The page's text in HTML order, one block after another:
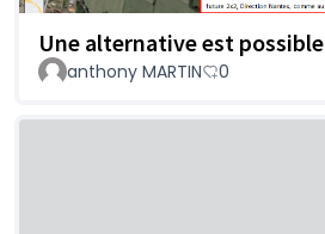
Une alternative est possible
anthony MARTIN 0